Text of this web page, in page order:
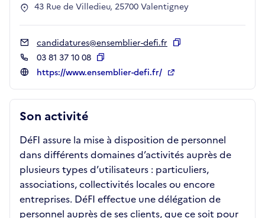
Son activité
DéFI assure la mise à disposition de personnel
dans différents domaines d’activités auprès de
plusieurs types d’utilisateurs : particuliers,
associations, collectivités locales ou encore
entreprises. DéFI effectue une délégation de
personnel auprès de ses clients, que ce soit pour
43 Rue de Villedieu, 25700 Valentigney
candidatures@ensemblier-defi.fr
03 81 37 10 08
Copier
https://www.ensemblier-defi.fr/